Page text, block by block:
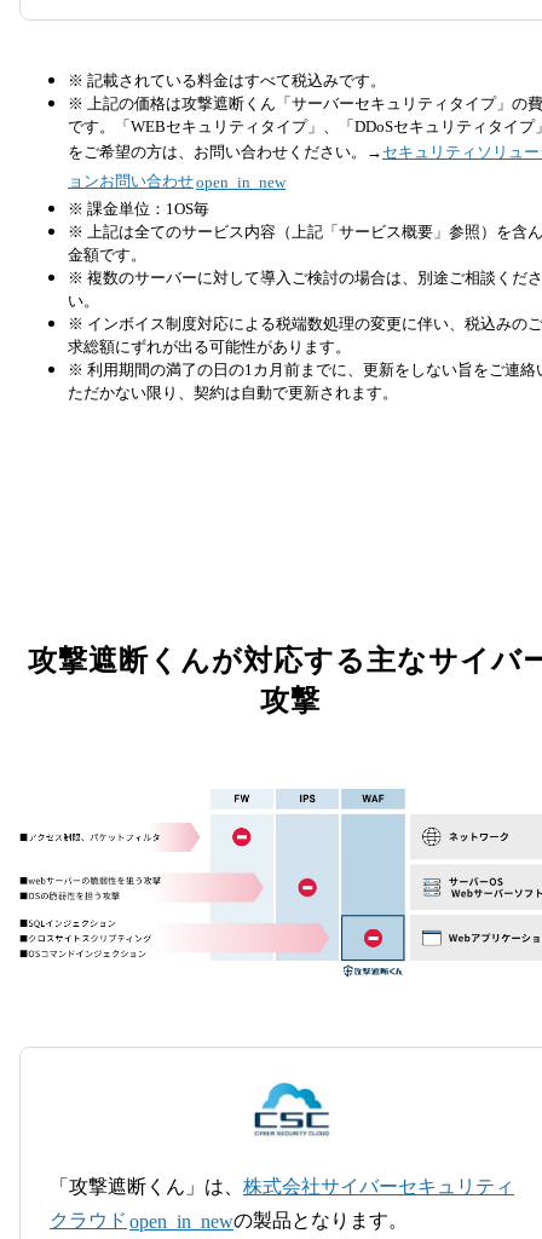
※ 記載されている料金はすべて税込みです。
※ 上記の価格は攻撃遮断くん「サーバーセキュリティタイプ」の
です。「WEBセキュリティタイプ」、「DDoSセキュリティタイプ
をご希望の方は、お問い合わせください。→ セキュリティソリュ
ョンお問い合わせopen_in_new
※ 課金単位：1OS毎
※ 上記は全てのサービス内容（上記「サービス概要」参照）を含
金額です。
※ 複数のサーバーに対して導入ご検討の場合は、別途ご相談くださ
い。
※ インボイス制度対応による税端数処理の変更に伴い、税込みの
求総額にずれが出る可能性があります。
※ 利用期間の満了の日の1カ月前までに、更新をしない旨をご連絡
ただかない限り、契約は自動で更新されます。
攻撃遮断くんが対応する主なサイバ
攻撃
「攻撃遮断くん」は、 株式会社サイバーセキュリティ
クラウド open_in_newの製品となります。